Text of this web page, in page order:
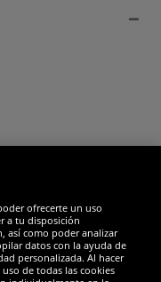
ofrecerte un uso
a tu disposición
así como poder analizar
datos con la ayuda de
personalizada. Al hacer
uso de todas las cookies